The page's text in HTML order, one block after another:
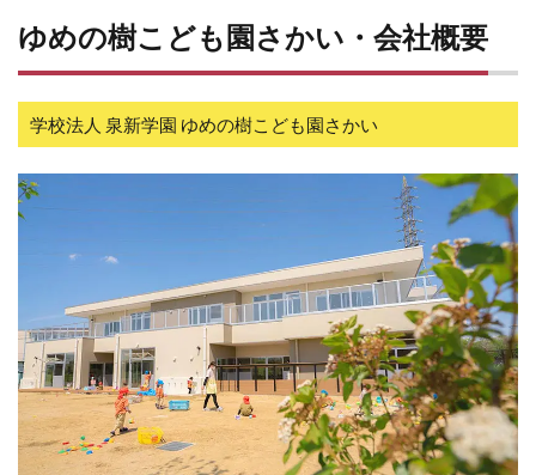
ゆめの樹こども園さかい・会社概要
学校法人 泉新学園 ゆめの樹こども園さかい